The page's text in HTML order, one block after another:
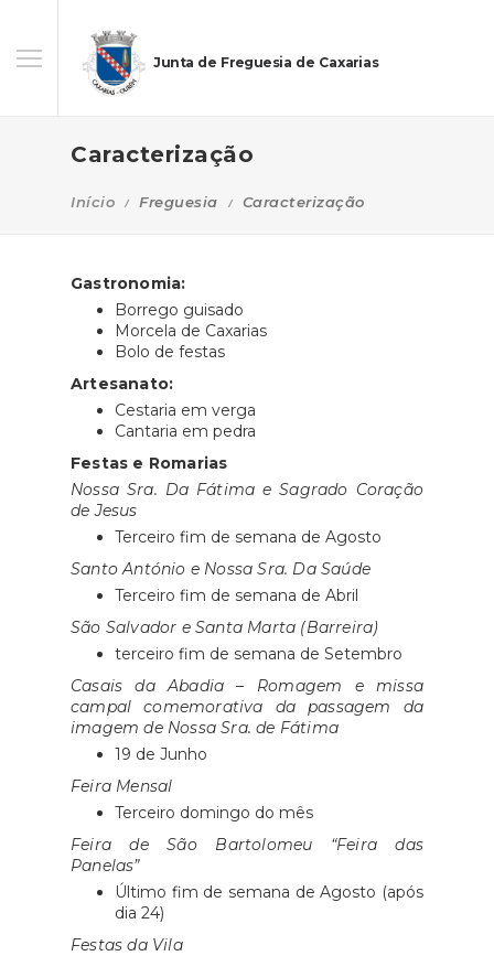
Junta de Freguesia de Caxarias
Caracterização
Início Freguesia Caracterização
Gastronomia:
Borrego guisado
Morcela de Caxarias
Bolo de festas
Artesanato:
Cestaria em verga
Cantaria em pedra
Festas e Romarias
Nossa Sra. Da Fátima e Sagrado Coração
de Jesus
Terceiro fim de semana de Agosto
Santo António e Nossa Sra. Da Saúde
Terceiro fim de semana de Abril
São Salvador e Santa Marta (Barreira)
terceiro fim de semana de Setembro
Casais da Abadia – Romagem e missa
campal comemorativa da passagem da
imagem de Nossa Sra. de Fátima
19 de Junho
Feira Mensal
Terceiro domingo do mês
Feira de São Bartolomeu “Feira das
Panelas”
Último fim de semana de Agosto (após
dia 24)
Festas da Vila